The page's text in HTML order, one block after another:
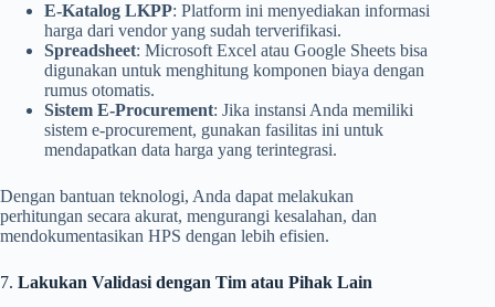
E-Katalog LKPP: Platform ini menyediakan informasi
harga dari vendor yang sudah terverifikasi.
Spreadsheet: Microsoft Excel atau Google Sheets bisa
digunakan untuk menghitung komponen biaya dengan
rumus otomatis.
Sistem E-Procurement: Jika instansi Anda memiliki
sistem e-procurement, gunakan fasilitas ini untuk
mendapatkan data harga yang terintegrasi.
Dengan bantuan teknologi, Anda dapat melakukan
perhitungan secara akurat, mengurangi kesalahan, dan
mendokumentasikan HPS dengan lebih efisien.
7. Lakukan Validasi dengan Tim atau Pihak Lain